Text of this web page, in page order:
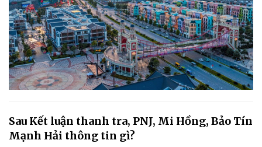
Sau Kết luận thanh tra, PNJ, Mi Hồng, Bảo Tín
Mạnh Hải thông tin gì?